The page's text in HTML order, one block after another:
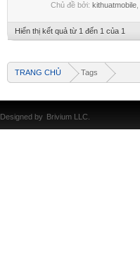
Chủ đề bởi: kithuatmobile
Hiển thị kết quả từ 1 đến 1 của 1
TRANG CHỦ Tags
Designed by Brivium LLC.